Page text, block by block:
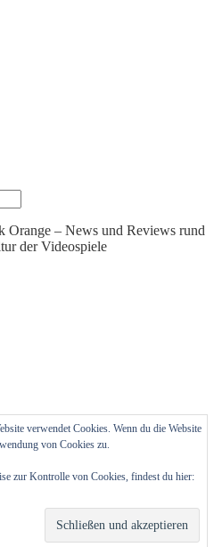
– News und Reviews rund
der Videospiele
verwendet Cookies. Wenn du die Website
von Cookies zu.
zur Kontrolle von Cookies, findest du hier: